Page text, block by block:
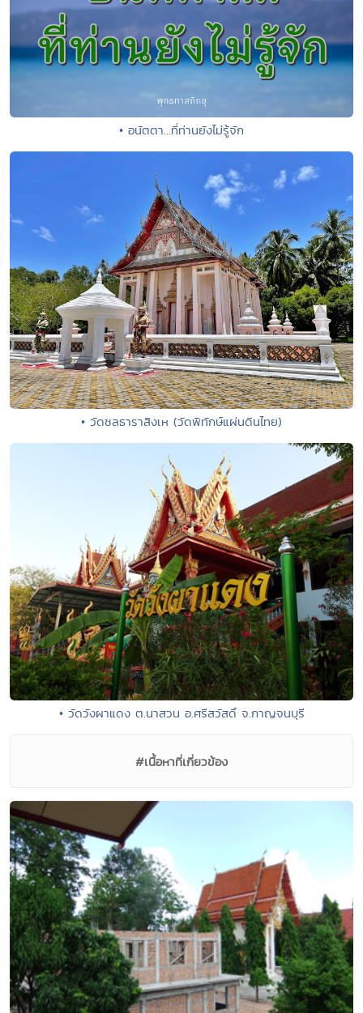
• อนัตตา...ที่ท่านยังไม่รู้จัก
• วัดชลธาราสิงเห (วัดพิทักษ์แผ่นดินไทย)
• วัดวังผาแดง ต.นาสวน อ.ศรีสวัสดิ์ จ.กาญจนบุรี
#เนื้อหาที่เกี่ยวข้อง